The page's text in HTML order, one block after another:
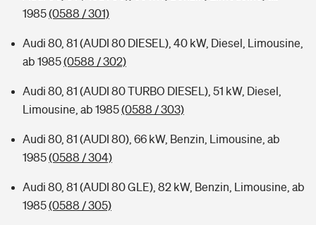
Kinderunfall-Check: Mehr Sicherheit für deine Kids
Typklassen: So ist Ihr Auto eingestuft
Sie haben Fragen?
1985(0588 / 301)
Audi 80, 81 (AUDI 80 DIESEL), 40 kW, Diesel, Limousine,
ab 1985(0588 / 302)
Audi 80, 81 (AUDI 80 TURBO DIESEL), 51 kW, Diesel,
Limousine, ab 1985(0588 / 303)
Audi 80, 81 (AUDI 80), 66 kW, Benzin, Limousine, ab
1985(0588 / 304)
Audi 80, 81 (AUDI 80 GLE), 82 kW, Benzin, Limousine, ab
1985(0588 / 305)